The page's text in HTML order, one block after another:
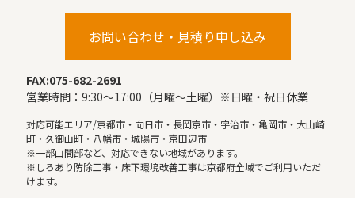
お問い合わせ・見積り申し込み
FAX:075-682-2691
営業時間：9:30〜17:00（月曜〜土曜）※日曜・祝日休業
対応可能エリア/京都市・向日市・長岡京市・宇治市・亀岡市・大山崎
町・久御山町・八幡市・城陽市・京田辺市
※一部山間部など、対応できない地域があります。
※しろあり防除工事・床下環境改善工事は京都府全域でご利用いただ
けます。